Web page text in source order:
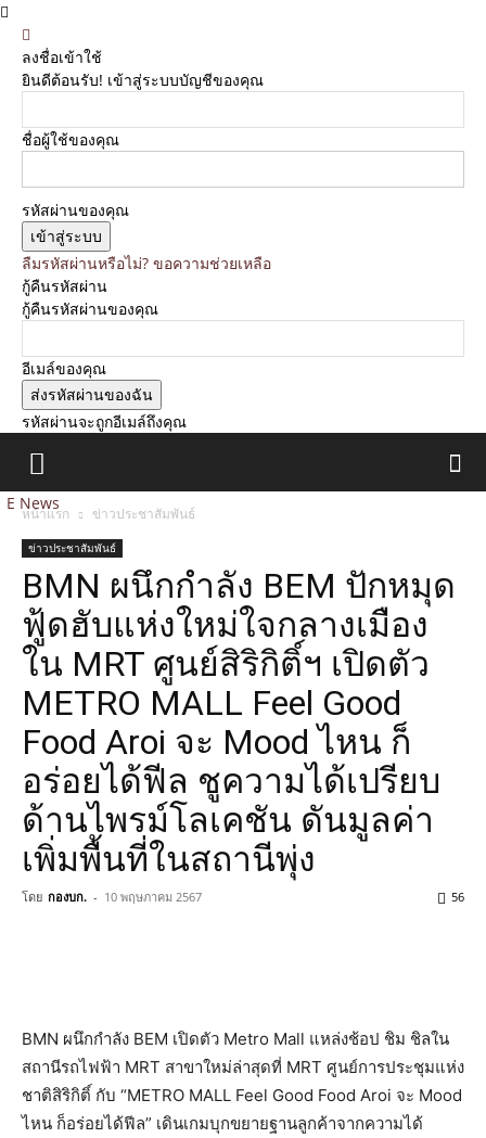
ลงชื่อเข้าใช้
ยินดีต้อนรับ! เข้าสู่ระบบบัญชีของคุณ
ชื่อผู้ใช้ของคุณ
รหัสผ่านของคุณ
ลืมรหัสผ่านหรือไม่? ขอความช่วยเหลือ
กู้คืนรหัสผ่าน
กู้คืนรหัสผ่านของคุณ
อีเมล์ของคุณ
รหัสผ่านจะถูกอีเมล์ถึงคุณ
E News
หน้าแรก ข่าวประชาสัมพันธ์
ข่าวประชาสัมพันธ์
BMN ผนึกกำลัง BEM ปักหมุด
ฟู้ดฮับแห่งใหม่ใจกลางเมือง
ใน MRT ศูนย์สิริกิติ์ฯ เปิดตัว
METRO MALL Feel Good
Food Aroi จะ Mood ไหน ก็
อร่อยได้ฟีล ชูความได้เปรียบ
ด้านไพรม์โลเคชัน ดันมูลค่า
เพิ่มพื้นที่ในสถานีพุ่ง
โดย กองบก. - 10 พฤษภาคม 2567 56
BMN ผนึกกำลัง BEM เปิดตัว Metro Mall แหล่งช้อป ชิม ชิลใน
สถานีรถไฟฟ้า MRT สาขาใหม่ล่าสุดที่ MRT ศูนย์การประชุมแห่ง
ชาติสิริกิติ์ กับ “METRO MALL Feel Good Food Aroi จะ Mood
ไหน ก็อร่อยได้ฟีล” เดินเกมบุกขยายฐานลูกค้าจากความได้